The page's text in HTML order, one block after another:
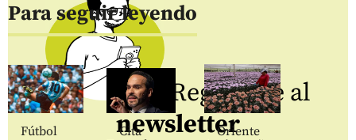
Para seguir leyendo
Fútbol
Cita
Oriente
Regístrate al
newsletter